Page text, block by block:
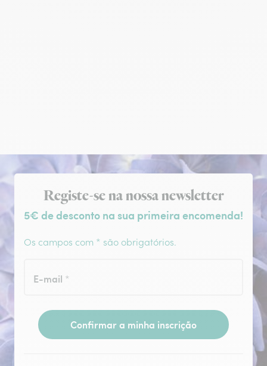
Subscrição da newsletter
Registe-se na nossa newsletter
5€ de desconto na sua primeira encomenda!
Os campos com * são obrigatórios.
E-mail *
Confirmar a minha inscrição